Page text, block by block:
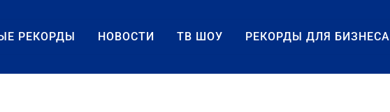
РЕКОРДЫ НОВОСТИ ТВ ШОУ РЕКОРДЫ ДЛЯ БИЗНЕСА